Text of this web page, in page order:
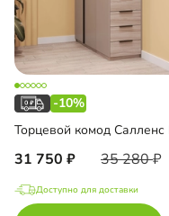
-10%
31 750 35 280
Доступно для доставки